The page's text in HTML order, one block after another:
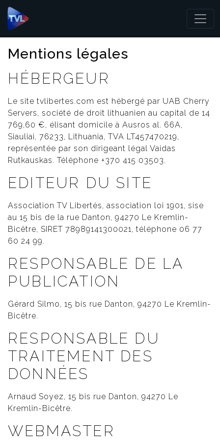
Panneau de gestion des cookies
Mentions légales
HÉBERGEUR
Le site tvlibertes.com est hébergé par UAB Cherry
Servers, société de droit lithuanien au capital de 14
769,60 €, élisant domicile à Ausros al. 66A,
Siauliai, 76233, Lithuania, TVA LT457470219,
représentée par son dirigeant légal Vaidas
Rutkauskas. Téléphone +370 415 03503.
EDITEUR DU SITE
Association TV Libertés, association loi 1901, sise
au 15 bis de la rue Danton, 94270 Le Kremlin-
Bicêtre, SIRET 78989141300021, téléphone 06 77
60 24 99.
RESPONSABLE DE LA
PUBLICATION
Gérard Silmo, 15 bis rue Danton, 94270 Le Kremlin-
Bicêtre.
RESPONSABLE DU
TRAITEMENT DES
DONNÉES
Arnaud Soyez, 15 bis rue Danton, 94270 Le
Kremlin-Bicêtre.
WEBMASTER